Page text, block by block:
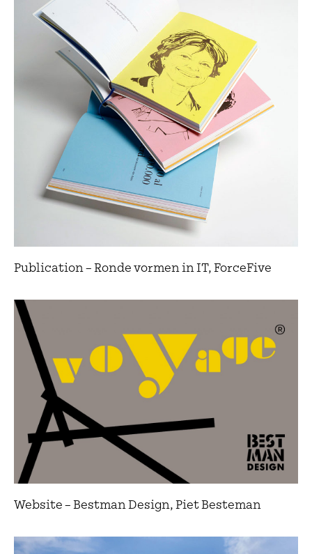
Publication – Ronde vormen in IT, ForceFive
Website – Bestman Design, Piet Besteman